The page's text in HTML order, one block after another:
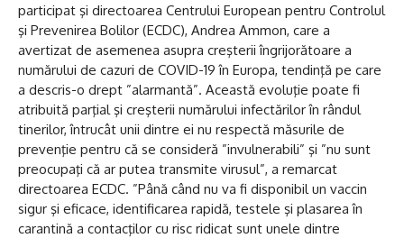
participat şi directoarea Centrului European pentru Controlul
şi Prevenirea Bolilor (ECDC), Andrea Ammon, care a
avertizat de asemenea asupra creşterii îngrijorătoare a
numărului de cazuri de COVID-19 în Europa, tendinţă pe care
a descris-o drept ”alarmantă”. Această evoluţie poate fi
atribuită parţial şi creşterii numărului infectărilor în rândul
tinerilor, întrucât unii dintre ei nu respectă măsurile de
prevenţie pentru că se consideră ”invulnerabili” şi ”nu sunt
preocupaţi că ar putea transmite virusul”, a remarcat
directoarea ECDC. ”Până când nu va fi disponibil un vaccin
sigur şi eficace, identificarea rapidă, testele şi plasarea în
carantină a contacţilor cu risc ridicat sunt unele dintre